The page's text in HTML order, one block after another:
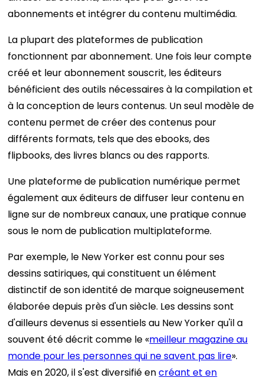
abonnements et intégrer du contenu multimédia.
La plupart des plateformes de publication
fonctionnent par abonnement. Une fois leur compte
créé et leur abonnement souscrit, les éditeurs
bénéficient des outils nécessaires à la compilation et
à la conception de leurs contenus. Un seul modèle de
contenu permet de créer des contenus pour
différents formats, tels que des ebooks, des
flipbooks, des livres blancs ou des rapports.
Une plateforme de publication numérique permet
également aux éditeurs de diffuser leur contenu en
ligne sur de nombreux canaux, une pratique connue
sous le nom de publication multiplateforme.
Par exemple, le New Yorker est connu pour ses
dessins satiriques, qui constituent un élément
distinctif de son identité de marque soigneusement
élaborée depuis près d'un siècle. Les dessins sont
d'ailleurs devenus si essentiels au New Yorker qu'il a
souvent été décrit comme le «meilleur magazine au
monde pour les personnes qui ne savent pas lire».
Mais en 2020, il s'est diversifié encréant et en